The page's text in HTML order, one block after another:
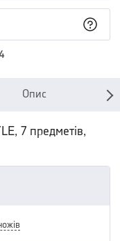
Опис
7 предметів,